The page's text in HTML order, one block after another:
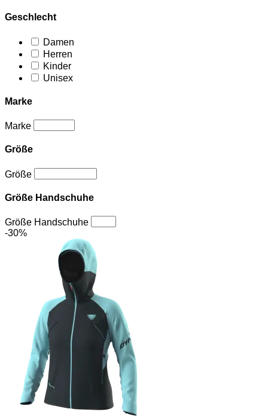
Geschlecht
Damen
Herren
Kinder
Unisex
Marke
Marke
Größe
Größe
Größe Handschuhe
Größe Handschuhe
-30%